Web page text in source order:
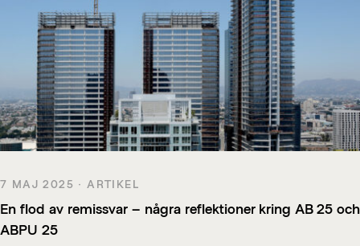
7 MAJ 2025 · ARTIKEL
En flod av remissvar – några reflektioner kring AB 25 och
ABPU 25